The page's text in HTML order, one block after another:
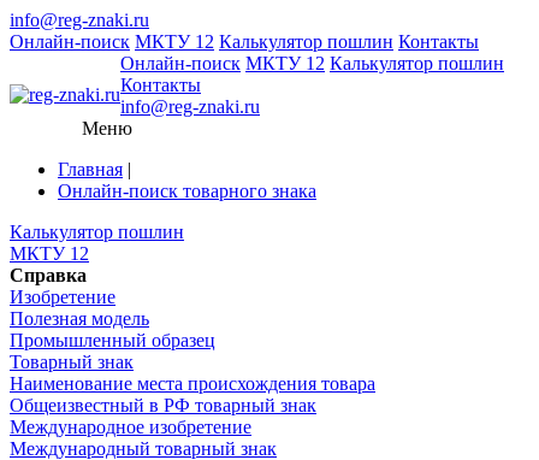
info@reg-znaki.ru
Онлайн-поиск МКТУ 12 Калькулятор пошлин Контакты
Онлайн-поиск МКТУ 12 Калькулятор пошлин
Контакты
info@reg-znaki.ru
Меню
Главная |
Онлайн-поиск товарного знака
Калькулятор пошлин
МКТУ 12
Справка
Изобретение
Полезная модель
Промышленный образец
Товарный знак
Наименование места происхождения товара
Общеизвестный в РФ товарный знак
Международное изобретение
Международный товарный знак